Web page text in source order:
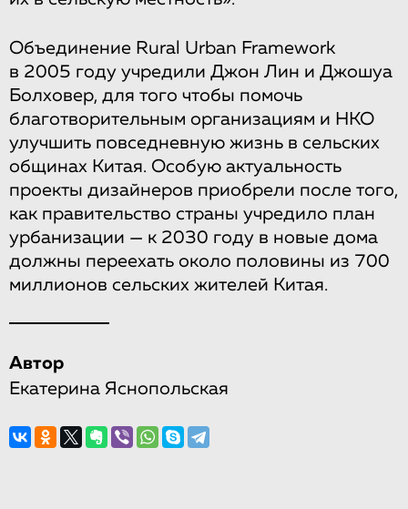
Объединение Rural Urban Framework
в 2005 году учредили Джон Лин и Джошуа
Болховер, для того чтобы помочь
благотворительным организациям и НКО
улучшить повседневную жизнь в сельских
общинах Китая. Особую актуальность
проекты дизайнеров приобрели после того,
как правительство страны учредило план
урбанизации — к 2030 году в новые дома
должны переехать около половины из 700
миллионов сельских жителей Китая.
Автор
Екатерина Яснопольская